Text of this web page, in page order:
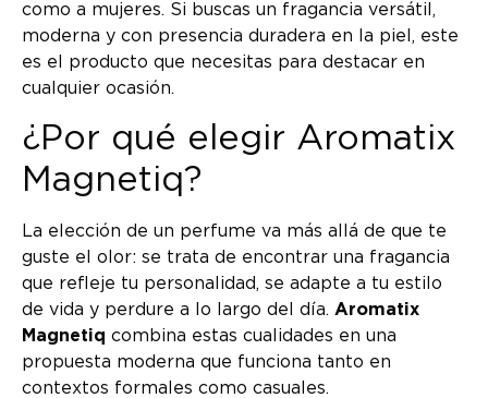
como a mujeres. Si buscas un fragancia versátil,
moderna y con presencia duradera en la piel, este
es el producto que necesitas para destacar en
cualquier ocasión.
¿Por qué elegir Aromatix
Magnetiq?
La elección de un perfume va más allá de que te
guste el olor: se trata de encontrar una fragancia
que refleje tu personalidad, se adapte a tu estilo
de vida y perdure a lo largo del día. Aromatix
Magnetiq combina estas cualidades en una
propuesta moderna que funciona tanto en
contextos formales como casuales.